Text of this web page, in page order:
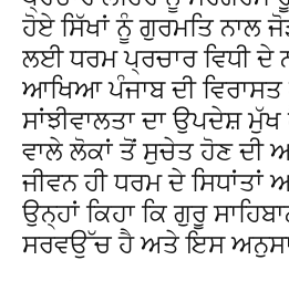
ਹੋਏ ਸਿੱਖਾਂ ਨੂੰ ਗੁਰਮਤਿ ਨਾਲ
ਲਈ ਧਰਮ ਪ੍ਰਚਾਰ ਵਿਧੀ ਦੇ
ਆਖਿਆ ਪੰਜਾਬ ਦੀ ਵਿਰਾਸਤ
ਸਾਂਝੀਵਾਲਤਾ ਦਾ ਉਪਦੇਸ਼
ਵਾਲੇ ਲੋਕਾਂ ਤੋਂ ਸੁਚੇਤ ਹੋਣ ਦੀ
ਜੀਵਨ ਹੀ ਧਰਮ ਦੇ
ਉਨ੍ਹਾਂ ਕਿਹਾ ਕਿ ਗੁਰੂ
ਸਰਵਉੱਚ ਹੈ ਅਤੇ ਇਸ